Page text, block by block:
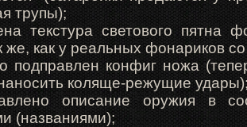
трупы);
текстура светового пятна
же, как у реальных фонариков
подправлен конфиг ножа
коляще-режущие
описание оружия в
(названиями);